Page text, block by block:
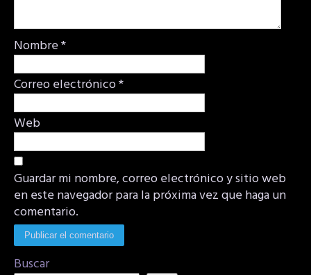
Nombre*
Correo electrónico*
Web
Guardar mi nombre, correo electrónico y sitio web
en este navegador para la próxima vez que haga un
comentario.
Buscar